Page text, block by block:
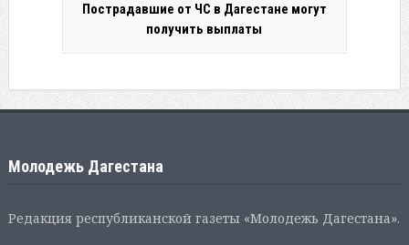
Пострадавшие от ЧС в Дагестане могут
получить выплаты
Молодежь Дагестана
Редакция республиканской газеты «Молодежь Дагестана».